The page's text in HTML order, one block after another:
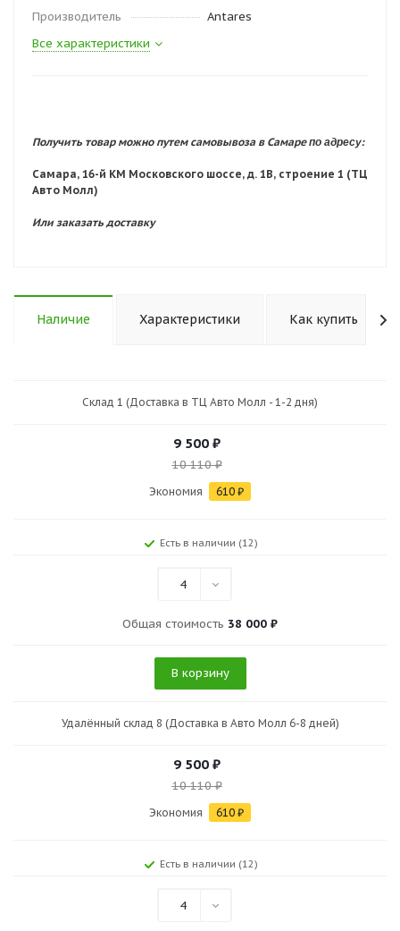
Производитель
Antares
Все характеристики
Получить товар можно путем самовывоза в Самарепо адресу:
Самара, 16-й КМ Московского шоссе, д. 1В, строение 1 (ТЦ
Авто Молл)
Или заказать доставку
Наличие Характеристики Как купить
Склад 1 (Доставка в ТЦ Авто Молл - 1-2 дня)
9 500 ₽
10 110₽
Экономия 610 ₽
Есть в наличии (12)
4
Общая стоимость 38 000 ₽
В корзину
Удалённый склад 8 (Доставка в Авто Молл 6-8 дней)
9 500 ₽
10 110₽
Экономия 610 ₽
Есть в наличии (12)
4